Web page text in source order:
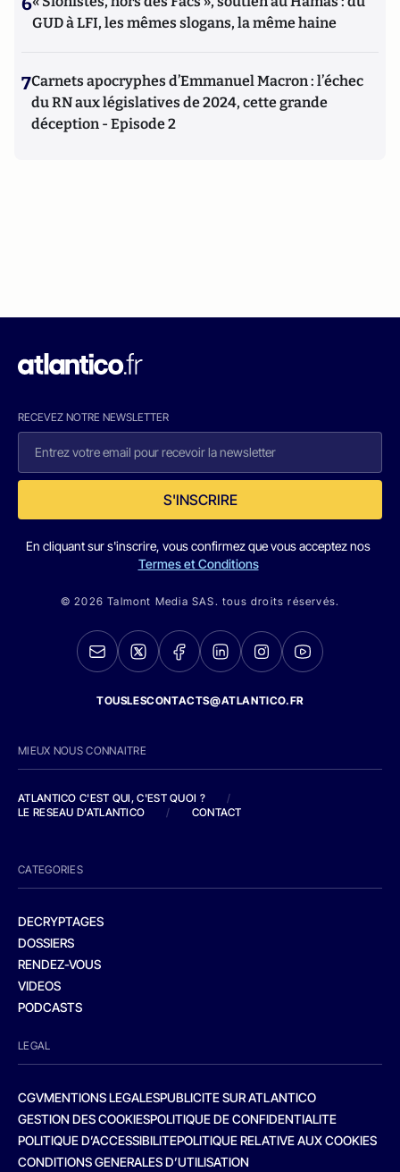
GUD à LFI, les mêmes slogans, la même haine
7Carnets apocryphes d’Emmanuel Macron : l’échec
du RN aux législatives de 2024, cette grande
déception - Episode 2
RECEVEZ NOTRE NEWSLETTER
S'INSCRIRE
En cliquant sur s'inscrire, vous confirmez que vous acceptez nos
Termes et Conditions
© 2026 Talmont Media SAS. tous droits réservés.
TOUSLESCONTACTS@ATLANTICO.FR
MIEUX NOUS CONNAITRE
ATLANTICO C'EST QUI, C'EST QUOI ?
/
LE RESEAU D'ATLANTICO
/ CONTACT
CATEGORIES
DECRYPTAGES
DOSSIERS
RENDEZ-VOUS
VIDEOS
PODCASTS
LEGAL
CGVMENTIONS LEGALESPUBLICITE SUR ATLANTICO
GESTION DES COOKIESPOLITIQUE DE CONFIDENTIALITE
POLITIQUE D’ACCESSIBILITEPOLITIQUE RELATIVE AUX COOKIES
CONDITIONS GENERALES D’UTILISATION